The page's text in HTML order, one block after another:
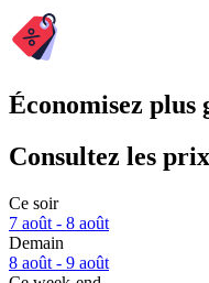
Économisez plus
Consultez les
Ce soir
7 août - 8 août
Demain
8 août - 9 août